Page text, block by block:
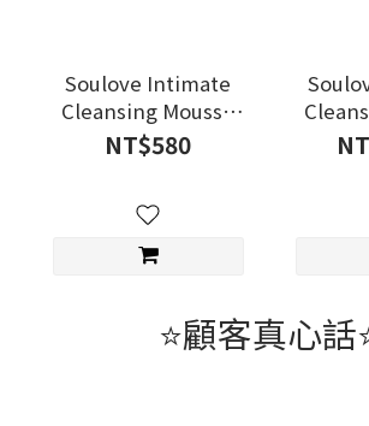
Soulove Intimate
Cleansing Mousse
30ml
NT$580
⭐顧客真心話